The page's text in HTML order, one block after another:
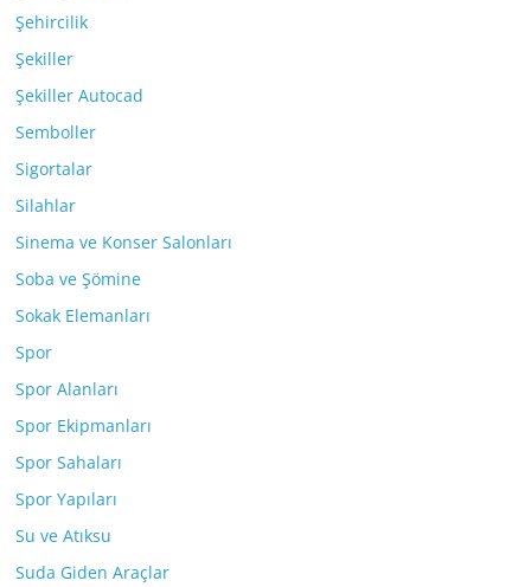
Şehircilik
Şekiller
Şekiller Autocad
Semboller
Sigortalar
Silahlar
Sinema ve Konser Salonları
Soba ve Şömine
Sokak Elemanları
Spor
Spor Alanları
Spor Ekipmanları
Spor Sahaları
Spor Yapıları
Su ve Atıksu
Suda Giden Araçlar